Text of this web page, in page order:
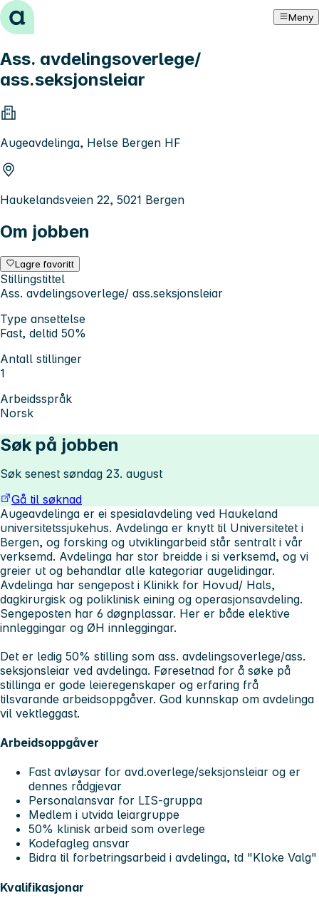
Hopp til innhold Meny
Ass. avdelingsoverlege/
ass.seksjonsleiar
Augeavdelinga, Helse Bergen HF
Haukelandsveien 22, 5021 Bergen
Om jobben
Lagre favoritt
Stillingstittel
Ass. avdelingsoverlege/ ass.seksjonsleiar
Type ansettelse
Fast, deltid 50%
Antall stillinger
1
Arbeidsspråk
Norsk
Søk på jobben
Søk senest søndag 23. august
Gå til søknad
Augeavdelinga er ei spesialavdeling ved Haukeland
universitetssjukehus. Avdelinga er knytt til Universitetet i
Bergen, og forsking og utviklingarbeid står sentralt i vår
verksemd. Avdelinga har stor breidde i si verksemd, og vi
greier ut og behandlar alle kategoriar augelidingar.
Avdelinga har sengepost i Klinikk for Hovud/ Hals,
dagkirurgisk og poliklinisk eining og operasjonsavdeling.
Sengeposten har 6 døgnplassar. Her er både elektive
innleggingar og ØH innleggingar.
Det er ledig 50% stilling som ass. avdelingsoverlege/ass.
seksjonsleiar ved avdelinga. Føresetnad for å søke på
stillinga er gode leieregenskaper og erfaring frå
tilsvarande arbeidsoppgåver. God kunnskap om avdelinga
vil vektleggast.
Arbeidsoppgåver
Fast avløysar for avd.overlege/seksjonsleiar og er
dennes rådgjevar
Personalansvar for LIS-gruppa
Medlem i utvida leiargruppe
50% klinisk arbeid som overlege
Kodefagleg ansvar
Bidra til forbetringsarbeid i avdelinga, td "Kloke Valg"
Kvalifikasjonar